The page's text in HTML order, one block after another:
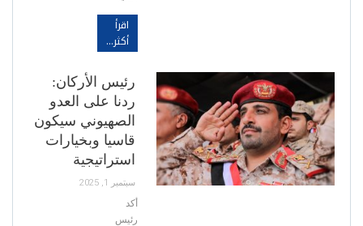
اقرأ
أكثر...
رئيس الأركان:
ردنا على العدو
الصهيوني سيكون
قاسيا وبخيارات
استراتيجية
سبتمبر 1, 2025
أكد
رئيس